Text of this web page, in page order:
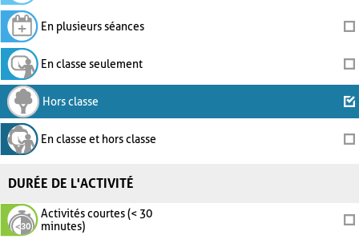
En plusieurs séances
En classe seulement
Hors classe
En classe et hors classe
DURÉE DE L'ACTIVITÉ
Activités courtes (< 30
minutes)